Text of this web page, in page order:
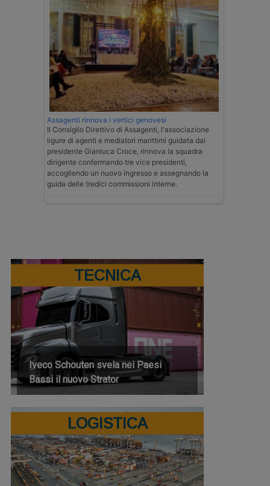
Assagenti rinnova i vertici genovesi
Il Consiglio Direttivo di Assagenti, l'associazione
ligure di agenti e mediatori marittimi guidata dal
presidente Gianluca Croce, rinnova la squadra
dirigente confermando tre vice presidenti,
accogliendo un nuovo ingresso e assegnando la
guida delle tredici commissioni interne.
TECNICA
Iveco Schouten svela nei Paesi
Bassi il nuovo Strator
LOGISTICA